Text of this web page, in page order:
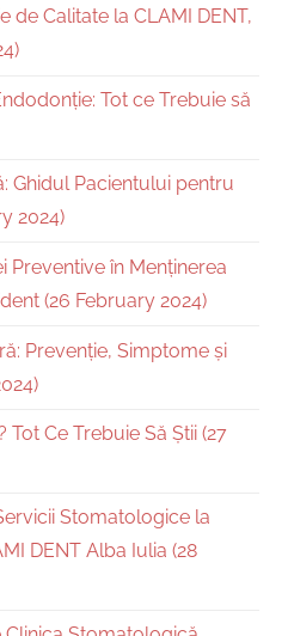
de Calitate la CLAMI DENT,
Tot ce Trebuie să
Ghidul Pacientului pentru
2024)
în Menținerea
(26 February 2024)
Prevenție, Simptome și
Ce Trebuie Să Știi (27
Stomatologice la
DENT Alba Iulia (28